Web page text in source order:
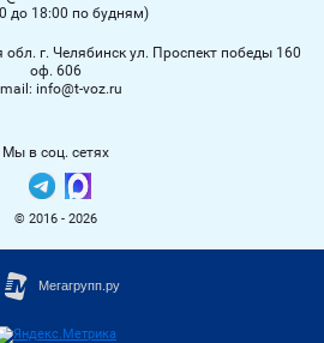
до 18:00 по будням)
обл. г. Челябинск ул. Проспект победы 160
оф. 606
mail: info@t-voz.ru
Мы в соц. сетях
© 2016 - 2026